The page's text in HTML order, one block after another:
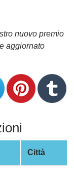
nuovo premio
aggiornato
Città